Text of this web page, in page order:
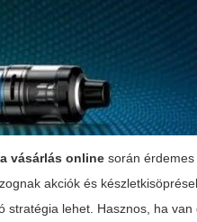
vásárlás online során
akciók és
lehet. Hasznos, ha